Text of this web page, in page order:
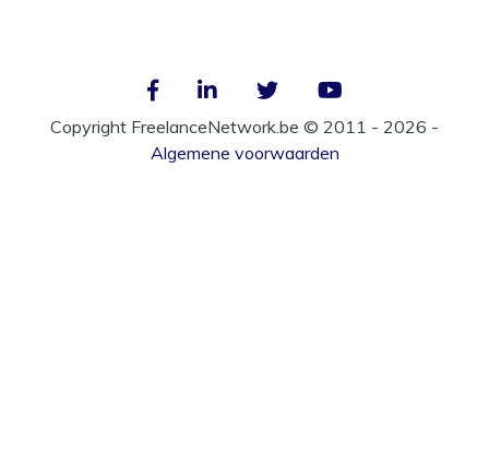
Copyright FreelanceNetwork.be © 2011 - 2026 -
Algemene voorwaarden